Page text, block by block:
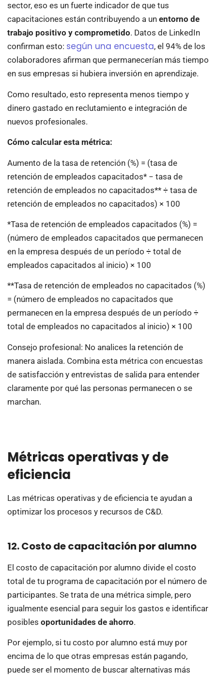
sector, eso es un fuerte indicador de que tus
capacitaciones están contribuyendo a un entorno de
trabajo positivo y comprometido. Datos de LinkedIn
confirman esto: según una encuesta, el 94% de los
colaboradores afirman que permanecerían más tiempo
en sus empresas si hubiera inversión en aprendizaje.
Como resultado, esto representa menos tiempo y
dinero gastado en reclutamiento e integración de
nuevos profesionales.
Cómo calcular esta métrica:
Aumento de la tasa de retención (%) = (tasa de
retención de empleados capacitados* − tasa de
retención de empleados no capacitados** ÷ tasa de
retención de empleados no capacitados) × 100
*Tasa de retención de empleados capacitados (%) =
(número de empleados capacitados que permanecen
en la empresa después de un período ÷ total de
empleados capacitados al inicio) × 100
**Tasa de retención de empleados no capacitados (%)
= (número de empleados no capacitados que
permanecen en la empresa después de un período ÷
total de empleados no capacitados al inicio) × 100
Consejo profesional: No analices la retención de
manera aislada. Combina esta métrica con encuestas
de satisfacción y entrevistas de salida para entender
claramente por qué las personas permanecen o se
marchan.
Métricas operativas y de
eficiencia
Las métricas operativas y de eficiencia te ayudan a
optimizar los procesos y recursos de C&D.
12. Costo de capacitación por alumno
El costo de capacitación por alumno divide el costo
total de tu programa de capacitación por el número de
participantes. Se trata de una métrica simple, pero
igualmente esencial para seguir los gastos e identificar
posibles oportunidades de ahorro.
Por ejemplo, si tu costo por alumno está muy por
encima de lo que otras empresas están pagando,
puede ser el momento de buscar alternativas más